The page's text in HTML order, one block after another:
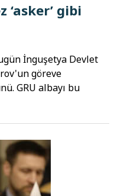
gibi
İnguşetya Devlet
göreve
GRU albayı bu